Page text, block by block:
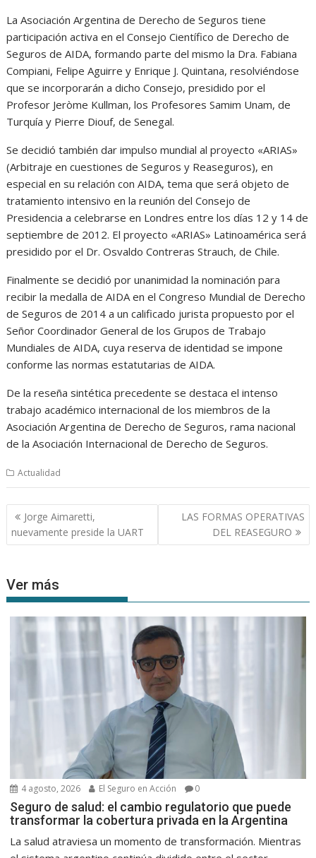
La Asociación Argentina de Derecho de Seguros tiene
participación activa en el Consejo Científico de Derecho de
Seguros de AIDA, formando parte del mismo la Dra. Fabiana
Compiani, Felipe Aguirre y Enrique J. Quintana, resolviéndose
que se incorporarán a dicho Consejo, presidido por el
Profesor Jeròme Kullman, los Profesores Samim Unam, de
Turquía y Pierre Diouf, de Senegal.
Se decidió también dar impulso mundial al proyecto «ARIAS»
(Arbitraje en cuestiones de Seguros y Reaseguros), en
especial en su relación con AIDA, tema que será objeto de
tratamiento intensivo en la reunión del Consejo de
Presidencia a celebrarse en Londres entre los días 12 y 14 de
septiembre de 2012. El proyecto «ARIAS» Latinoamérica será
presidido por el Dr. Osvaldo Contreras Strauch, de Chile.
Finalmente se decidió por unanimidad la nominación para
recibir la medalla de AIDA en el Congreso Mundial de Derecho
de Seguros de 2014 a un calificado jurista propuesto por el
Señor Coordinador General de los Grupos de Trabajo
Mundiales de AIDA, cuya reserva de identidad se impone
conforme las normas estatutarias de AIDA.
De la reseña sintética precedente se destaca el intenso
trabajo académico internacional de los miembros de la
Asociación Argentina de Derecho de Seguros, rama nacional
de la Asociación Internacional de Derecho de Seguros.
Actualidad
Navegación
de
entradas
Jorge Aimaretti,
nuevamente preside la UART
LAS FORMAS OPERATIVAS
DEL REASEGURO
Ver más
4 agosto, 2026 El Seguro en Acción 0
Seguro de salud: el cambio regulatorio que puede
transformar la cobertura privada en la Argentina
La salud atraviesa un momento de transformación. Mientras